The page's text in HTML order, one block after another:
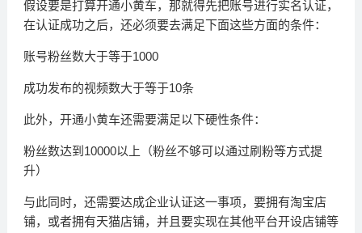
假设要是打算开通小黄车，那就得先把账号进行实名认证，
在认证成功之后，还必须要去满足下面这些方面的条件：
账号粉丝数大于等于1000
成功发布的视频数大于等于10条
此外，开通小黄车还需要满足以下硬性条件：
粉丝数达到10000以上（粉丝不够可以通过刷粉等方式提
升）
与此同时，还需要达成企业认证这一事项，要拥有淘宝店
铺，或者拥有天猫店铺，并且要实现在其他平台开设店铺等